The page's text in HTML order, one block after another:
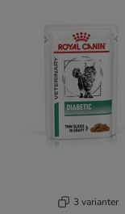
3 varianter